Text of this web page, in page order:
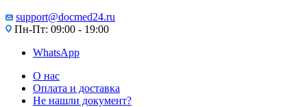
support@docmed24.ru
Пн-Пт: 09:00 - 19:00
WhatsApp
О нас
Оплата и доставка
Не нашли документ?